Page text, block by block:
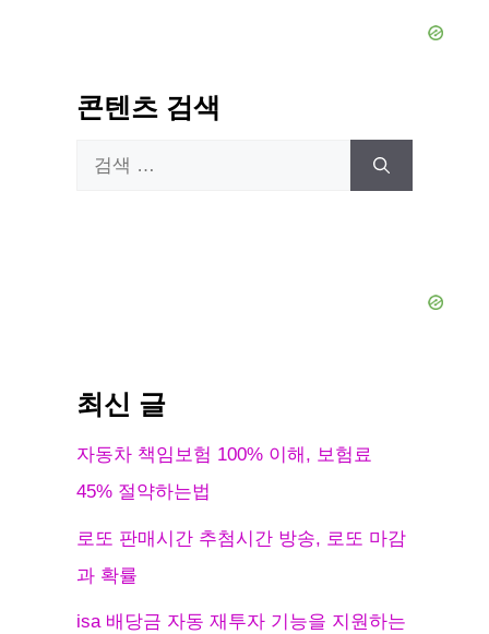
콘텐츠 검색
최신 글
자동차 책임보험 100% 이해, 보험료
45% 절약하는법
로또 판매시간 추첨시간 방송, 로또 마감
과 확률
isa 배당금 자동 재투자 기능을 지원하는